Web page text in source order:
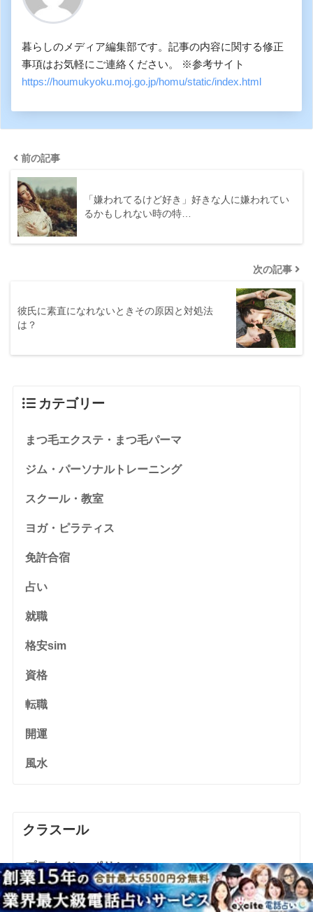
暮らしのメディア編集部です。記事の内容に関する修正
事項はお気軽にご連絡ください。 ※参考サイト
https://houmukyoku.moj.go.jp/homu/static/index.html
前の記事
「嫌われてるけど好き」好きな人に嫌われてい
るかもしれない時の特…
次の記事
彼氏に素直になれないときその原因と対処法
は？
カテゴリー
まつ毛エクステ・まつ毛パーマ
ジム・パーソナルトレーニング
スクール・教室
ヨガ・ピラティス
免許合宿
占い
就職
格安sim
資格
転職
開運
風水
クラスール
プライバシーポリシー
運営企業情報